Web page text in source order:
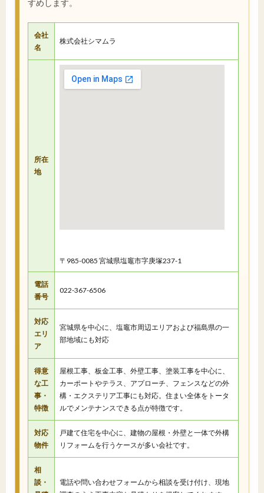
すめします。
会社
名
株式会社シマムラ
所在
地
〒985-0085 宮城県塩竈市字庚塚237-1
電話
番号
022-367-6506
対応
エリ
ア
宮城県を中心に、塩竈市周辺エリアおよび福島県の一
部地域にも対応
得意
な工
事・
特徴
屋根工事、板金工事、外壁工事、塗装工事を中心に、
カーポートやテラス、アプローチ、フェンスなどの外
構・エクステリア工事にも対応。住まい全体をトータ
ルでメンテナンスできる点が特徴です。
対応
物件
戸建て住宅を中心に、建物の屋根・外壁と一体で外構
リフォームを行うケースが多い会社です。
相
談・
電話や問い合わせフォームから相談を受け付け、現地